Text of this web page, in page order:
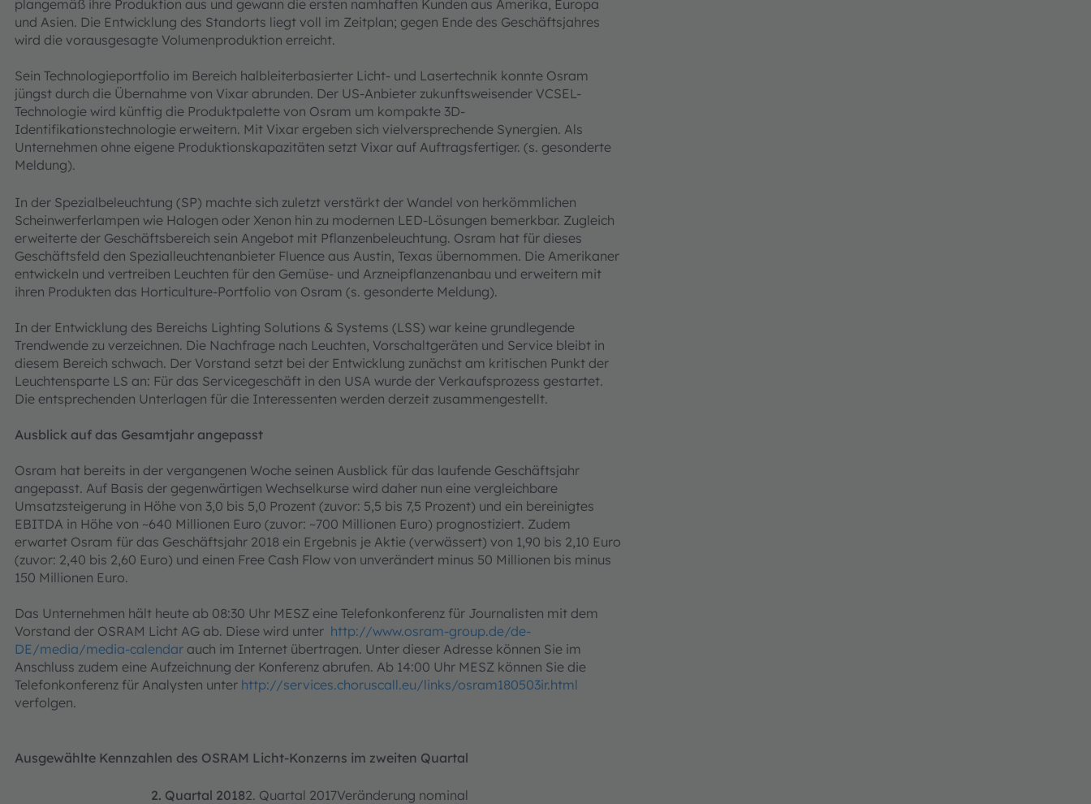
plangemäß ihre Produktion aus und gewann die ersten namhaften Kunden aus Amerika, Europa
und Asien. Die Entwicklung des Standorts liegt voll im Zeitplan; gegen Ende des Geschäftsjahres
wird die vorausgesagte Volumenproduktion erreicht.
Sein Technologieportfolio im Bereich halbleiterbasierter Licht- und Lasertechnik konnte Osram
jüngst durch die Übernahme von Vixar abrunden. Der US-Anbieter zukunftsweisender VCSEL-
Technologie wird künftig die Produktpalette von Osram um kompakte 3D-
Identifikationstechnologie erweitern. Mit Vixar ergeben sich vielversprechende Synergien. Als
Unternehmen ohne eigene Produktionskapazitäten setzt Vixar auf Auftragsfertiger. (s. gesonderte
Meldung).
In der Spezialbeleuchtung (SP) machte sich zuletzt verstärkt der Wandel von herkömmlichen
Scheinwerferlampen wie Halogen oder Xenon hin zu modernen LED-Lösungen bemerkbar. Zugleich
erweiterte der Geschäftsbereich sein Angebot mit Pflanzenbeleuchtung. Osram hat für dieses
Geschäftsfeld den Spezialleuchtenanbieter Fluence aus Austin, Texas übernommen. Die Amerikaner
entwickeln und vertreiben Leuchten für den Gemüse- und Arzneipflanzenanbau und erweitern mit
ihren Produkten das Horticulture-Portfolio von Osram (s. gesonderte Meldung).
In der Entwicklung des Bereichs Lighting Solutions & Systems (LSS) war keine grundlegende
Trendwende zu verzeichnen. Die Nachfrage nach Leuchten, Vorschaltgeräten und Service bleibt in
diesem Bereich schwach. Der Vorstand setzt bei der Entwicklung zunächst am kritischen Punkt der
Leuchtensparte LS an: Für das Servicegeschäft in den USA wurde der Verkaufsprozess gestartet.
Die entsprechenden Unterlagen für die Interessenten werden derzeit zusammengestellt.
Ausblick auf das Gesamtjahr angepasst
Osram hat bereits in der vergangenen Woche seinen Ausblick für das laufende Geschäftsjahr
angepasst. Auf Basis der gegenwärtigen Wechselkurse wird daher nun eine vergleichbare
Umsatzsteigerung in Höhe von 3,0 bis 5,0 Prozent (zuvor: 5,5 bis 7,5 Prozent) und ein bereinigtes
EBITDA in Höhe von ~640 Millionen Euro (zuvor: ~700 Millionen Euro) prognostiziert. Zudem
erwartet Osram für das Geschäftsjahr 2018 ein Ergebnis je Aktie (verwässert) von 1,90 bis 2,10 Euro
(zuvor: 2,40 bis 2,60 Euro) und einen Free Cash Flow von unverändert minus 50 Millionen bis minus
150 Millionen Euro.
Das Unternehmen hält heute ab 08:30 Uhr MESZ eine Telefonkonferenz für Journalisten mit dem
Vorstand der OSRAM Licht AG ab. Diese wird unter http://www.osram-group.de/de-
DE/media/media-calendar auch im Internet übertragen. Unter dieser Adresse können Sie im
Anschluss zudem eine Aufzeichnung der Konferenz abrufen. Ab 14:00 Uhr MESZ können Sie die
Telefonkonferenz für Analysten unter http://services.choruscall.eu/links/osram180503ir.html
verfolgen.
Ausgewählte Kennzahlen des OSRAM Licht-Konzerns im zweiten Quartal
2. Quartal 20182. Quartal 2017Veränderung nominal